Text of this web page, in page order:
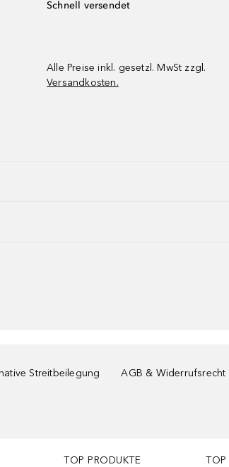
Schnell versendet
Alle Preise inkl. gesetzl. MwSt zzgl.
Versandkosten.
Streitbeilegung AGB & Widerrufsrecht
TOP PRODUKTE TOP